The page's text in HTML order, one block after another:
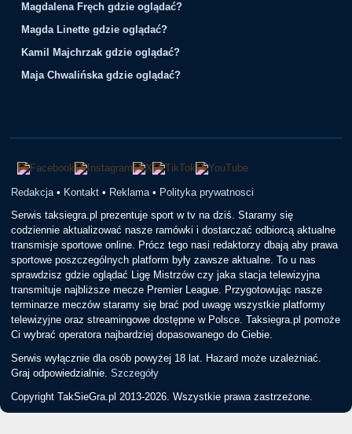
Magdalena Fręch gdzie oglądać?
Magda Linette gdzie oglądać?
Kamil Majchrzak gdzie oglądać?
Maja Chwalińska gdzie oglądać?
Redakcja • Kontakt • Reklama • Polityka prywatnosci
Serwis taksiegra.pl prezentuje sport w tv na dziś. Staramy się
codziennie aktualizować nasze ramówki i dostarczać odbiorcą aktualne
transmisje sportowe online. Prócz tego nasi redaktorzy dbają aby prawa
sportowe poszczególnych platform były zawsze aktualne. To u nas
sprawdzisz gdzie oglądać Ligę Mistrzów czy jaka stacja telewizyjna
transmituje najbliższe mecze Premier League. Przygotowując nasze
terminarze meczów staramy się brać pod uwagę wszystkie platformy
telewizyjne oraz streamingowe dostępne w Polsce. Taksiegra.pl pomoże
Ci wybrać operatora najbardziej dopasowanego do Ciebie.
Serwis wyłącznie dla osób powyżej 18 lat. Hazard może uzależniać.
Graj odpowiedzialnie.Szczegóły
Copyright TakSieGra.pl 2013-2026. Wszystkie prawa zastrzeżone.